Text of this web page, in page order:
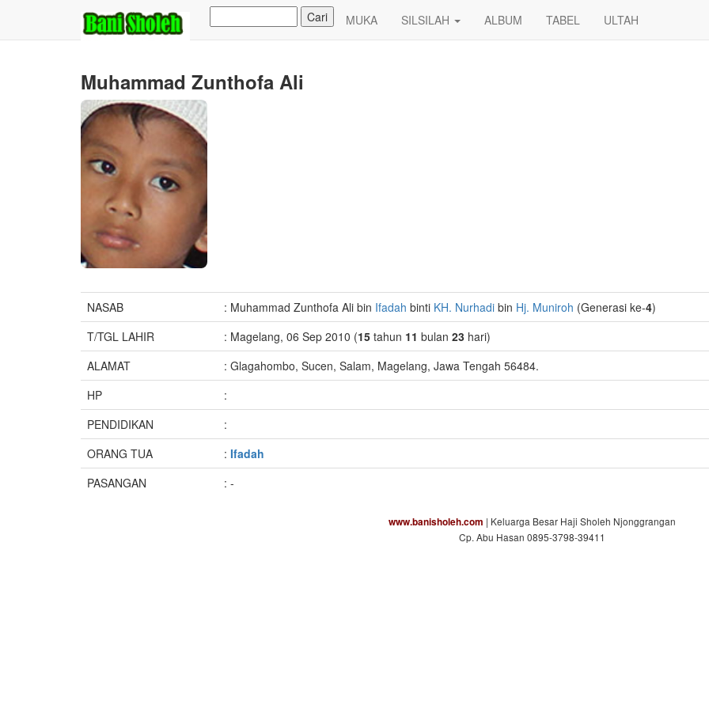
MUKA SILSILAH ALBUM TABEL ULTAH
Muhammad Zunthofa Ali
NASAB
: Muhammad Zunthofa Ali bin Ifadah binti KH. Nurhadi bin Hj. Muniroh (Generasi ke-4)
T/TGL LAHIR
: Magelang, 06 Sep 2010 (15 tahun 11 bulan 23 hari)
ALAMAT
: Glagahombo, Sucen, Salam, Magelang, Jawa Tengah 56484.
HP
:
PENDIDIKAN
:
ORANG TUA
: Ifadah
PASANGAN
: -
www.banisholeh.com | Keluarga Besar Haji Sholeh Njonggrangan
Cp. Abu Hasan 0895-3798-39411